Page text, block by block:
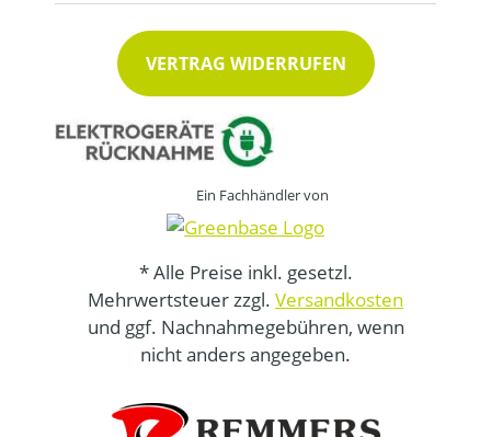
VERTRAG WIDERRUFEN
Ein Fachhändler von
* Alle Preise inkl. gesetzl.
Mehrwertsteuer zzgl. Versandkosten
und ggf. Nachnahmegebühren, wenn
nicht anders angegeben.